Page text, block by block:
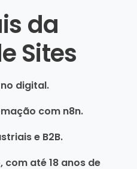
da
Sites
digital.
com n8n.
e B2B.
com até 18 anos de